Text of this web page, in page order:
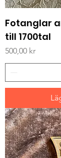
Fotanglar
till 1700tal
Pris
500,00 kr